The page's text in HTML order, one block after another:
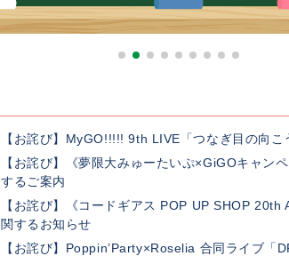
【お詫び】MyGO!!!!! 9th LIVE「つなぎ目の向
【お詫び】《夢限大みゅーたいぷ×GiGOキャン
するご案内
【お詫び】《コードギアス POP UP SHOP
関するお知らせ
【お詫び】Poppin’Party×Roselia 合同ライブ